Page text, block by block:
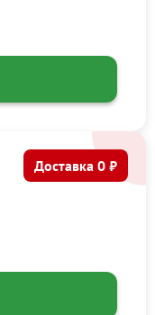
Доставка 0 ₽